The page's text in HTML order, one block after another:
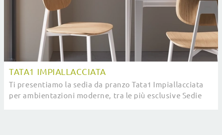
TATA1 IMPIALLACCIATA
Ti presentiamo la sedia da pranzo Tata1 Impiallacciata
per ambientazioni moderne, tra le più esclusive Sedie